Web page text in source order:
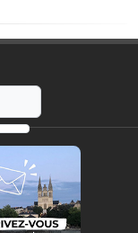
https://radio-g.fr?11116